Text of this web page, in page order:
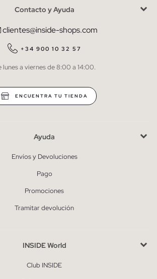
lapolítica de privacidad
QUIERO SUSCRIBIRME
cancelar la suscripción en cualquier momento.
Contacto y Ayuda
clientes@inside-shops.com
+34 900 10 32 57
lunes a viernes de 8:00 a 14:00.
ENCUENTRA TU TIENDA
Ayuda
Envíos y Devoluciones
Pago
Promociones
Tramitar devolución
INSIDE World
Club INSIDE